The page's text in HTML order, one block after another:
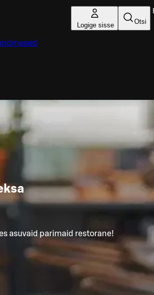
Logige sisse Otsi
asuvaid parimaid restorane!